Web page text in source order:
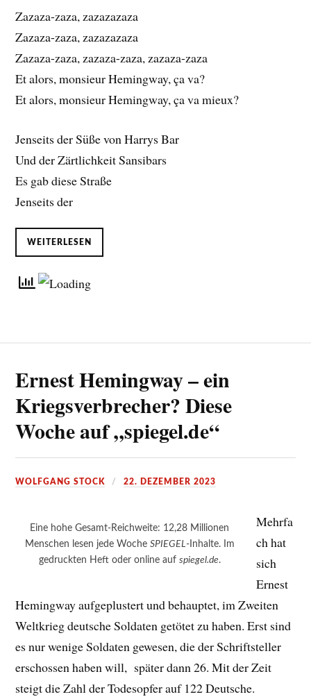
Zazaza-zaza, zazazazaza
Zazaza-zaza, zazazazaza
Zazaza-zaza, zazaza-zaza, zazaza-zaza
Et alors, monsieur Hemingway, ça va?
Et alors, monsieur Hemingway, ça va mieux?
Jenseits der Süße von Harrys Bar
Und der Zärtlichkeit Sansibars
Es gab diese Straße
Jenseits der
WEITERLESEN
Ernest Hemingway – ein
Kriegsverbrecher? Diese
Woche auf „spiegel.de“
WOLFGANG STOCK 22. DEZEMBER 2023
Eine hohe Gesamt-Reichweite: 12,28 Millionen
Menschen lesen jede Woche SPIEGEL-Inhalte. Im
gedruckten Heft oder online auf spiegel.de.
Mehrfa
ch hat
sich
Ernest
Hemingway aufgeplustert und behauptet, im Zweiten
Weltkrieg deutsche Soldaten getötet zu haben. Erst sind
es nur wenige Soldaten gewesen, die der Schriftsteller
erschossen haben will, später dann 26. Mit der Zeit
steigt die Zahl der Todesopfer auf 122 Deutsche.